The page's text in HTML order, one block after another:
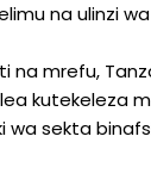
na ulinzi
na mrefu,
kutekeleza
wa sekta